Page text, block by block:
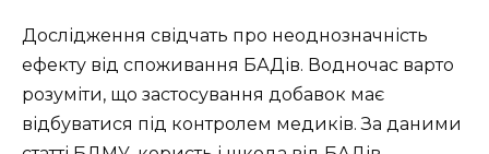
Дослідження свідчать про неоднозначність
ефекту від споживання БАДів. Водночас варто
розуміти, що застосування добавок має
відбуватися під контролем медиків. За даними